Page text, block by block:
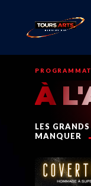
À
LES
MANQUER